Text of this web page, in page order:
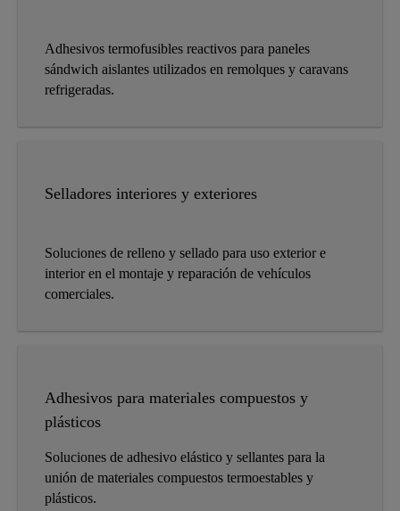
Adhesivos termofusibles reactivos para paneles
sándwich aislantes utilizados en remolques y caravans
refrigeradas.
Selladores interiores y exteriores
Soluciones de relleno y sellado para uso exterior e
interior en el montaje y reparación de vehículos
comerciales.
Adhesivos para materiales compuestos y
plásticos
Soluciones de adhesivo elástico y sellantes para la
unión de materiales compuestos termoestables y
plásticos.